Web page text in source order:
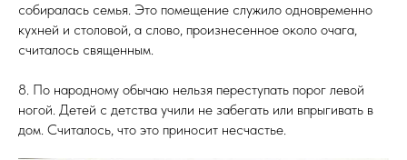
собиралась семья. Это помещение служило одновременно
кухней и столовой, а слово, произнесенное около очага,
считалось священным.
8. По народному обычаю нельзя переступать порог левой
ногой. Детей с детства учили не забегать или впрыгивать в
дом. Считалось, что это приносит несчастье.